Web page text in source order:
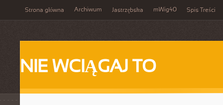
Strona główna Archiwum Jastrzębska mWig40 Spis Treści
NIE WCIĄGAJ TO